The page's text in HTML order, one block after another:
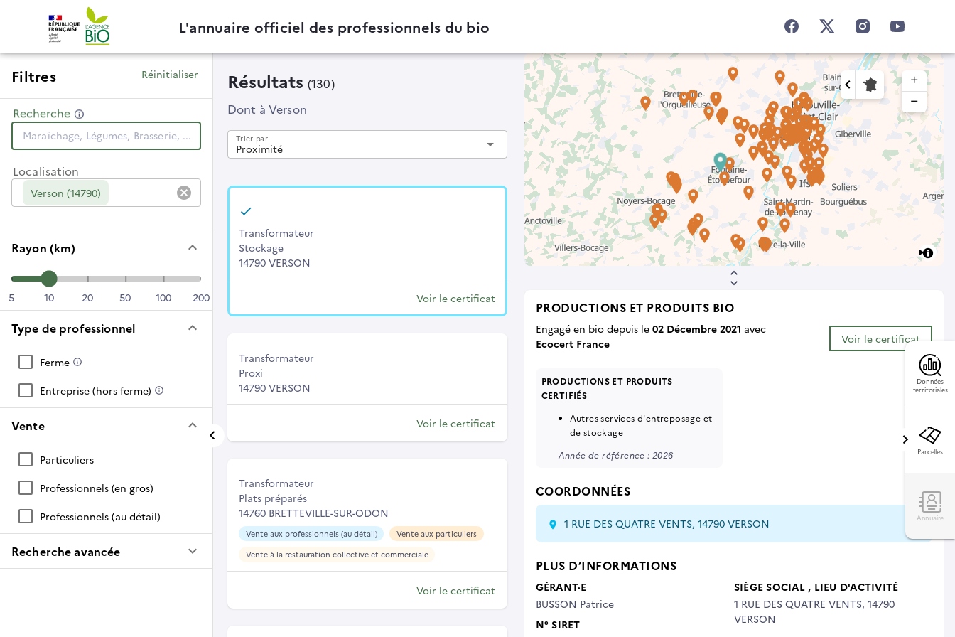
L'annuaire officiel des professionnels du bio
Filtres Réinitialiser
Recherche
Verson (14790)
Localisation
cancel
Rayon (km) keyboard_arrow_down
5 10 20 50 100 200
Type de professionnel keyboard_arrow_down
Ferme
Entreprise (hors ferme)
Vente keyboard_arrow_down
Particuliers
Professionnels (en gros)
Professionnels (au détail)
Recherche avancée keyboard_arrow_down
Résultats (130)
Dont à Verson
Proximité
Trier par arrow_drop_down
Transformateur
Stockage
14790 VERSON
Voir le certificat
Transformateur
Proxi
14790 VERSON
Voir le certificat
Transformateur
Plats préparés
14760 BRETTEVILLE-SUR-ODON
Vente aux professionnels (au détail)
Vente aux particuliers
Vente à la restauration collective et commerciale
Voir le certificat
add
remove
PRODUCTIONS ET PRODUITS BIO
Engagé en bio depuis le 02 Décembre 2021 avec
Ecocert France
Voir le certificat
PRODUCTIONS ET PRODUITS
CERTIFIÉS
Autres services d'entreposage et
de stockage
Année de référence : 2026
COORDONNÉES
1 RUE DES QUATRE VENTS, 14790 VERSON
PLUS D’INFORMATIONS
GÉRANT·E
BUSSON Patrice
N° SIRET
SIÈGE SOCIAL , LIEU D'ACTIVITÉ
1 RUE DES QUATRE VENTS, 14790
VERSON
Données
territoriales
Parcelles
Annuaire